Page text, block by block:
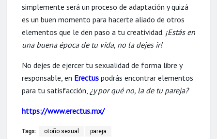
simplemente será un proceso de adaptación y quizá
es un buen momento para hacerte aliado de otros
elementos que le den paso a tu creatividad. ¡Estás en
una buena época de tu vida, no la dejes ir!
No dejes de ejercer tu sexualidad de forma libre y
responsable, en Erectus podrás encontrar elementos
para tu satisfacción, ¿y por qué no, la de tu pareja?
https://www.erectus.mx/
Tags: otoño sexual pareja